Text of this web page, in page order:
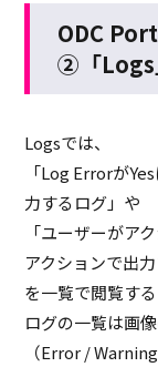
ODC
②「Logs
Logsでは、
「Log ErrorがYes
力するログ」や
「ユーザーがア
アクションで出力
を一覧で閲覧す
ログの一覧は画
（Error /